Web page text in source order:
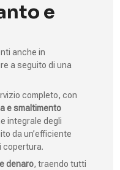
e
anche in
a seguito di una
completo, con
e smaltimento
integrale degli
da un’efficiente
copertura.
denaro, traendo tutti